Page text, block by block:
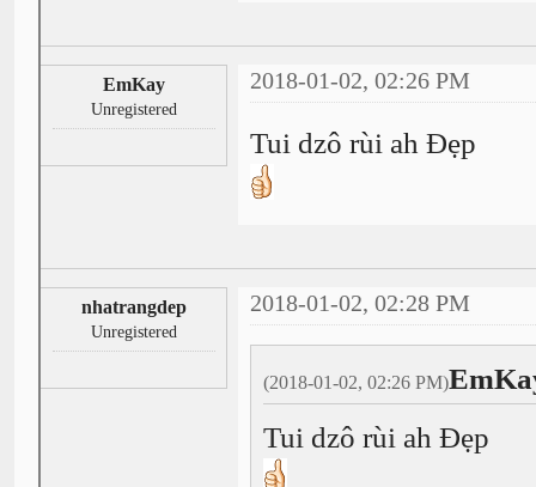
EmKay
Unregistered
2018-01-02, 02:26 PM
Tui dzô rùi ah Đẹp
nhatrangdep
Unregistered
2018-01-02, 02:28 PM
(2018-01-02, 02:26 PM)
Tui dzô rùi ah Đẹp